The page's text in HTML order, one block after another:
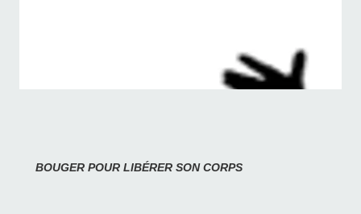
BOUGER POUR LIBÉRER SON CORPS